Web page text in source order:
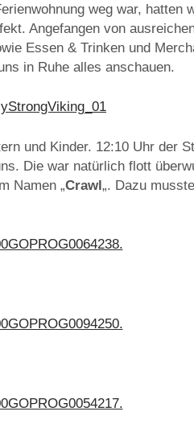
weg war, hatten
Angefangen von
Essen & Trinken und
in Ruhe alles anschauen.
und Kinder. 12:10 Uhr der
Die war natürlich flott
Namen „Crawl„. Dazu